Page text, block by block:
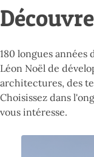
180 longues
Léon Noël de
architectures, des
Choisissez dans
vous intéresse.